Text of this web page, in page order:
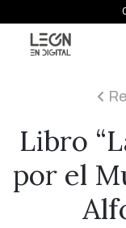
Libro
por el